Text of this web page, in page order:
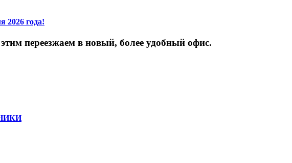
2026 года!
этим переезжаем в новый, более удобный офис.